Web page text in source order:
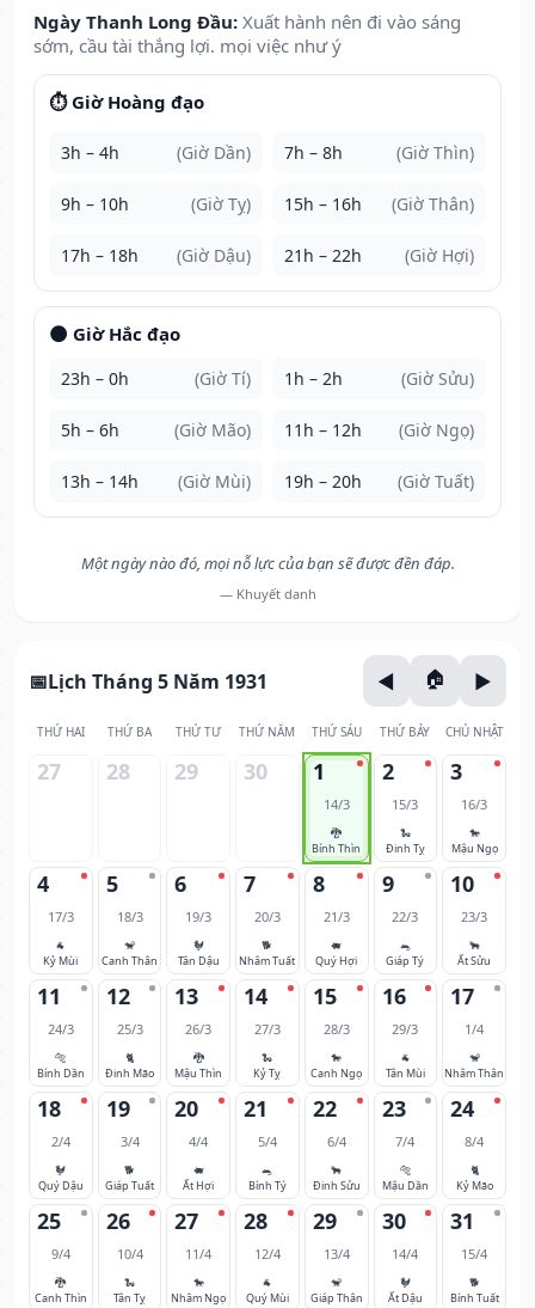
Ngày Thanh Long Đầu: Xuất hành nên đi vào sáng
sớm, cầu tài thắng lợi. mọi việc như ý
⏱️ Giờ Hoàng đạo
3h – 4h (Giờ Dần) 7h – 8h (Giờ Thìn)
9h – 10h (Giờ Tỵ) 15h – 16h (Giờ Thân)
17h – 18h (Giờ Dậu) 21h – 22h (Giờ Hợi)
🌑 Giờ Hắc đạo
23h – 0h (Giờ Tí) 1h – 2h (Giờ Sửu)
5h – 6h (Giờ Mão) 11h – 12h (Giờ Ngọ)
13h – 14h (Giờ Mùi) 19h – 20h (Giờ Tuất)
Một ngày nào đó, mọi nỗ lực của bạn sẽ được đền đáp.
— Khuyết danh
Lịch Tháng 5 Năm 1931
THỨ HAI THỨ BA THỨ TƯ THỨ NĂM THỨ SÁU THỨ BẢY CHỦ NHẬT
27 28 29 30 1
14/3
🐉
Bính Thìn
2
15/3
🐍
Đinh Tỵ
3
16/3
🐎
Mậu Ngọ
4
17/3
🐐
Kỷ Mùi
5
18/3
🐒
Canh Thân
6
19/3
🐓
Tân Dậu
7
20/3
🐕
Nhâm Tuất
8
21/3
🐖
Quý Hợi
9
22/3
🐀
Giáp Tý
10
23/3
🐂
Ất Sửu
11
24/3
🐅
Bính Dần
12
25/3
🐈
Đinh Mão
13
26/3
🐉
Mậu Thìn
14
27/3
🐍
Kỷ Tỵ
15
28/3
🐎
Canh Ngọ
16
29/3
🐐
Tân Mùi
17
1/4
🐒
Nhâm Thân
18
2/4
🐓
Quý Dậu
19
3/4
🐕
Giáp Tuất
20
4/4
🐖
Ất Hợi
21
5/4
🐀
Bính Tý
22
6/4
🐂
Đinh Sửu
23
7/4
🐅
Mậu Dần
24
8/4
🐈
Kỷ Mão
25
9/4
🐉
Canh Thìn
26
10/4
🐍
Tân Tỵ
27
11/4
🐎
Nhâm Ngọ
28
12/4
🐐
Quý Mùi
29
13/4
🐒
Giáp Thân
30
14/4
🐓
Ất Dậu
31
15/4
🐕
Bính Tuất